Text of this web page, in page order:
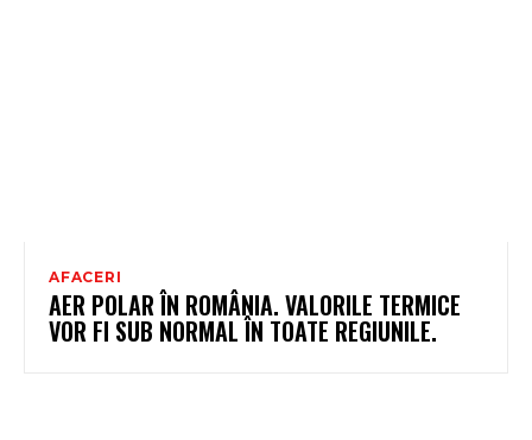
AFACERI
AER POLAR ÎN ROMÂNIA. VALORILE TERMICE
VOR FI SUB NORMAL ÎN TOATE REGIUNILE.